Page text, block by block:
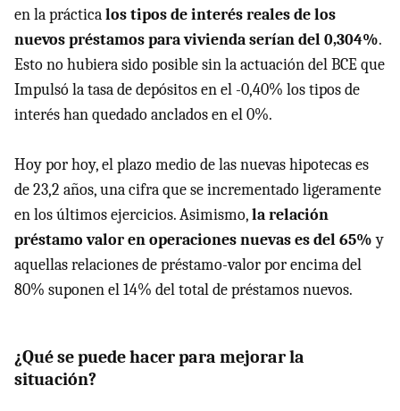
en la prácticalos tipos de interés reales de los
nuevos préstamos para vivienda serían del 0,304%.
Esto no hubiera sido posible sin la actuación del BCE que
Impulsó la tasa de depósitos en el -0,40% los tipos de
interés han quedado anclados en el 0%.
Hoy por hoy, el plazo medio de las nuevas hipotecas es
de 23,2 años, una cifra que se incrementado ligeramente
en los últimos ejercicios. Asimismo,la relación
préstamo valor en operaciones nuevas es del 65%y
aquellas relaciones de préstamo-valor por encima del
80% suponen el 14% del total de préstamos nuevos.
¿Qué se puede hacer para mejorar la
situación?